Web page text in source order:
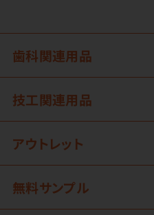
歯科関連用品
技工関連用品
アウトレット
無料サンプル